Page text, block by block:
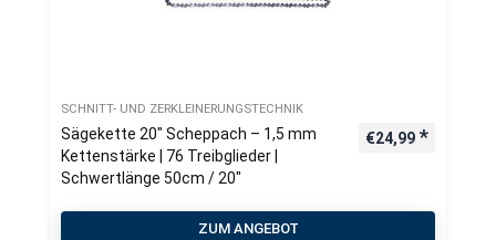
SCHNITT- UND ZERKLEINERUNGSTECHNIK
Sägekette 20″ Scheppach – 1,5 mm
Kettenstärke | 76 Treibglieder |
Schwertlänge 50cm / 20″
€24,99
ZUM ANGEBOT